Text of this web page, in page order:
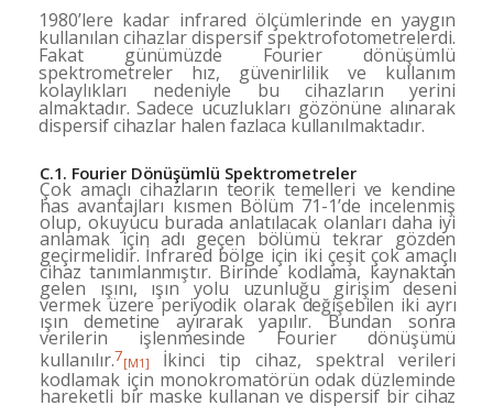
1980’lere kadar infrared ölçümlerinde en yaygın
kullanılan cihazlar dispersif spektrofotometrelerdi.
Fa­kat günümüzde Fourier dönüşümlü
spektrometreler hız, güvenirlilik ve kullanım
kolaylıkları nedeniyle bu cihazların yerini
almaktadır. Sadece ucuzlukları gözönüne alınarak
dispersif cihazlar halen fazlaca kullanılmak­tadır.
C.1. Fourier Dönüşümlü Spektrometreler
Çok amaçlı cihazların teorik temelleri ve kendine
hasavantajları kısmen Bölüm 71-1’de incelenmiş
olup, okuyucu burada anlatılacak olanları daha iyi
anlamakiçin adı geçen bölümü tekrar gözden
geçirmelidir. İnf­rared bölge için iki çeşit çok amaçlı
cihaz tanımlanmış­tır. Birinde kodlama, kaynaktan
gelen ışını, ışın yolu uzunluğu girişim deseni
vermek üzere periyodik olarak değişebilen iki ayrı
ışın demetine ayırarak yapılır. Bun­dan sonra
verilerin işlenmesinde Fourier dönüşümü
kullanılır.7[M1] İkinci tip cihaz, spektral verileri
kodlamak için monokromatörün odak düzleminde
hareketli bir maske kullanan ve dispersif bir cihaz